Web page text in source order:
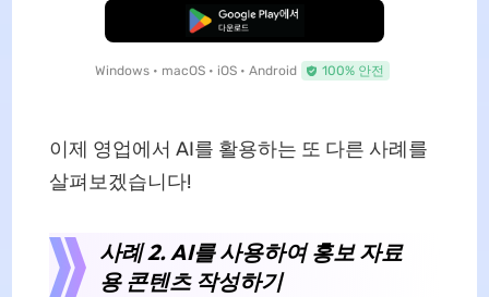
무료로 다운로드
Windows • macOS • iOS • Android 100% 안전
이제 영업에서 AI를 활용하는 또 다른 사례를
살펴보겠습니다!
사례 2. AI를 사용하여 홍보 자료
용 콘텐츠 작성하기